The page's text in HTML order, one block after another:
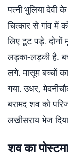
पत्नी भुलिया देवी
चित्कार से गांव में
लिए टूट पड़े.
लड़का-लड़की है.
लगे. मासूम बच्चों
गया. उधर,
बरामद शव को
लखीसराय भेज
शव का